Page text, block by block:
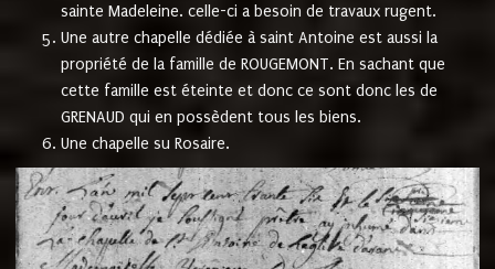
sainte Madeleine. celle-ci a besoin de travaux rugent.
Une autre chapelle dédiée à saint Antoine est aussi la
propriété de la famille de ROUGEMONT. En sachant que
cette famille est éteinte et donc ce sont donc les de
GRENAUD qui en possèdent tous les biens.
Une chapelle su Rosaire.